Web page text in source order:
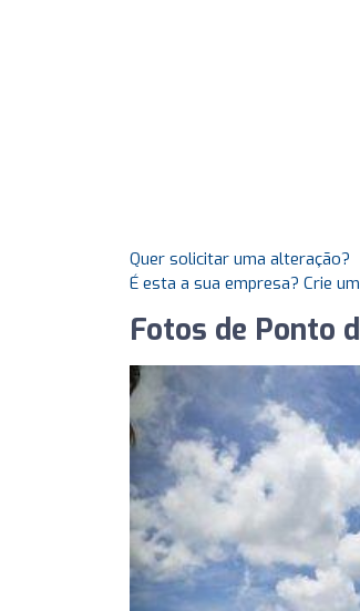
Quer solicitar uma alteração?
É esta a sua empresa? Crie
Fotos de Ponto